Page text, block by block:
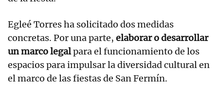
Egleé Torres ha solicitado dos medidas
concretas. Por una parte, elaborar o desarrollar
un marco legalpara el funcionamiento de los
espacios para impulsar la diversidad cultural en
el marco de las fiestas de San Fermín.